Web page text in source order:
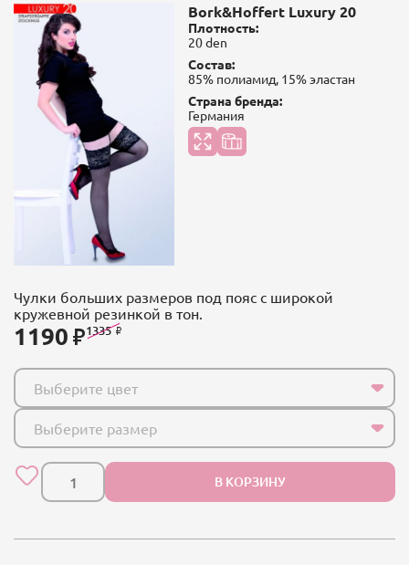
Bork&Hoffert Luxury 20
Плотность:
20 den
Состав:
85% полиамид, 15% эластан
Страна бренда:
Германия
Чулки больших размеров под пояс с широкой
кружевной резинкой в тон.
1190 1335
Выберите цвет
Выберите размер
В КОРЗИНУ